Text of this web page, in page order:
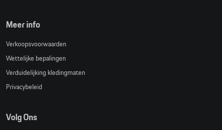
Meer info
Verkoopsvoorwaarden
Wettelijke bepalingen
Verduidelijking kledingmaten
Privacybeleid
Volg Ons